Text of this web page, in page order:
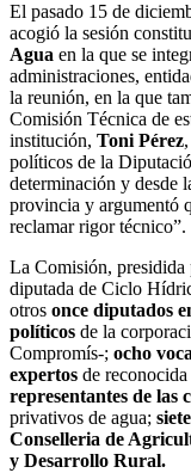
El pasado 15 de
acogió la sesión
Agua en la que se
administraciones,
la reunión, en la que
Comisión Técnica de
institución, Toni Pérez
políticos de la
determinación y desde
provincia y argumentó
reclamar rigor técnico”.
La Comisión, presidida
diputada de Ciclo
otros once diputados
políticos de la
Compromís-; ocho
expertos de
representantes de las
privativos de agua;
Conselleria de
y Desarrollo Rural.